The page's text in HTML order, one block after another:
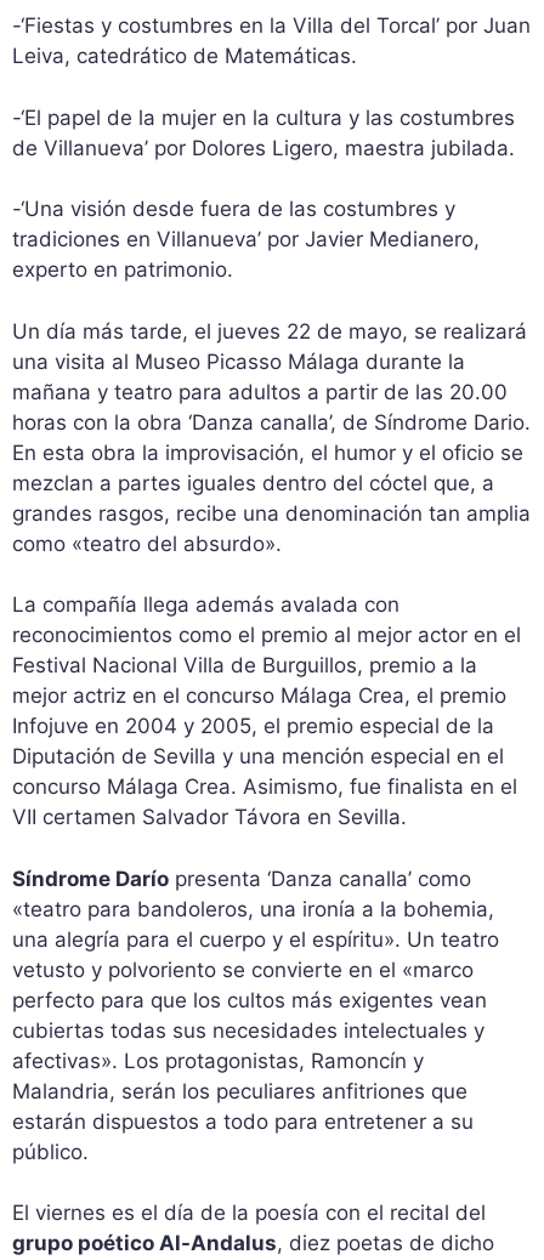
-‘Fiestas y costumbres en la Villa del Torcal’ por Juan
Leiva, catedrático de Matemáticas.
-‘El papel de la mujer en la cultura y las costumbres
de Villanueva’ por Dolores Ligero, maestra jubilada.
-‘Una visión desde fuera de las costumbres y
tradiciones en Villanueva’ por Javier Medianero,
experto en patrimonio.
Un día más tarde, el jueves 22 de mayo, se realizará
una visita al Museo Picasso Málaga durante la
mañana y teatro para adultos a partir de las 20.00
horas con la obra ‘Danza canalla’, de Síndrome Dario.
En esta obra la improvisación, el humor y el oficio se
mezclan a partes iguales dentro del cóctel que, a
grandes rasgos, recibe una denominación tan amplia
como «teatro del absurdo».
La compañía llega además avalada con
reconocimientos como el premio al mejor actor en el
Festival Nacional Villa de Burguillos, premio a la
mejor actriz en el concurso Málaga Crea, el premio
Infojuve en 2004 y 2005, el premio especial de la
Diputación de Sevilla y una mención especial en el
concurso Málaga Crea. Asimismo, fue finalista en el
VII certamen Salvador Távora en Sevilla.
Síndrome Darío presenta ‘Danza canalla’ como
«teatro para bandoleros, una ironía a la bohemia,
una alegría para el cuerpo y el espíritu». Un teatro
vetusto y polvoriento se convierte en el «marco
perfecto para que los cultos más exigentes vean
cubiertas todas sus necesidades intelectuales y
afectivas». Los protagonistas, Ramoncín y
Malandria, serán los peculiares anfitriones que
estarán dispuestos a todo para entretener a su
público.
El viernes es el día de la poesía con el recital del
grupo poético Al-Andalus, diez poetas de dicho